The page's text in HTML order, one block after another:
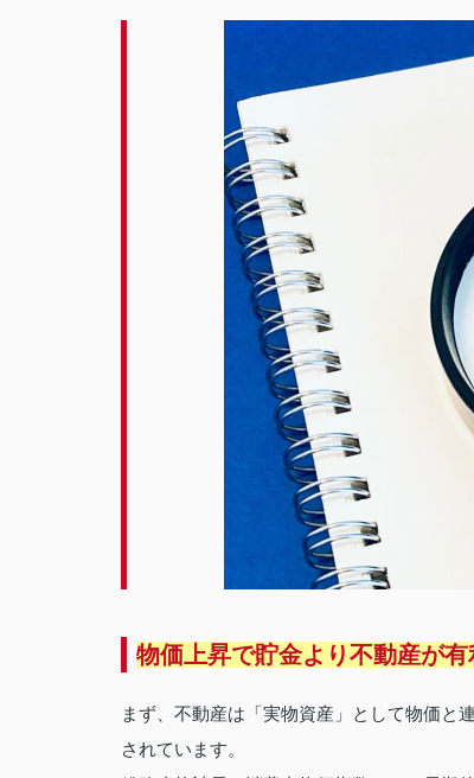
物価上昇で貯金より不動産が
まず、不動産は「実物資産」として物価と
されています。